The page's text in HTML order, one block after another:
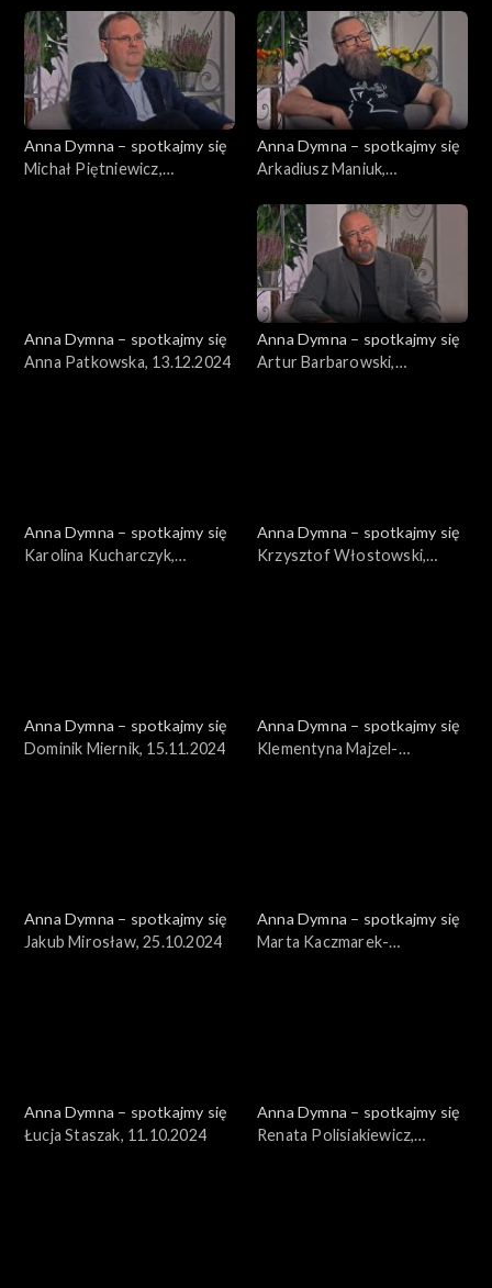
Anna Dymna – spotkajmy się
Michał Piętniewicz,
Anna Dymna – spotkajmy się
Arkadiusz Maniuk,
Anna Dymna – spotkajmy się
Anna Patkowska, 13.12.2024
Anna Dymna – spotkajmy się
Artur Barbarowski,
Anna Dymna – spotkajmy się
Karolina Kucharczyk,
Anna Dymna – spotkajmy się
Krzysztof Włostowski,
Anna Dymna – spotkajmy się
Dominik Miernik, 15.11.2024
Anna Dymna – spotkajmy się
Klementyna Majzel-
Anna Dymna – spotkajmy się
Jakub Mirosław, 25.10.2024
Anna Dymna – spotkajmy się
Marta Kaczmarek-
Anna Dymna – spotkajmy się
Łucja Staszak, 11.10.2024
Anna Dymna – spotkajmy się
Renata Polisiakiewicz,